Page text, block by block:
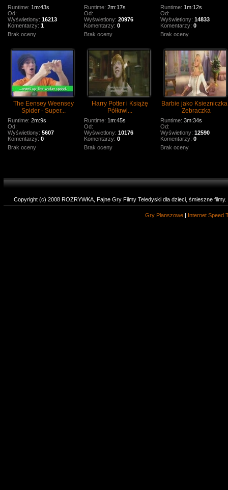
Runtime: 1m:43s
Od:
Wyświetlony: 16213
Komentarzy: 1
Brak oceny
Runtime: 2m:17s
Od:
Wyświetlony: 20976
Komentarzy: 0
Brak oceny
Runtime: 1m:12s
Od:
Wyświetlony: 14833
Komentarzy: 0
Brak oceny
The Eensey Weensey
Spider - Super...
Runtime: 2m:9s
Od:
Wyświetlony: 5607
Komentarzy: 0
Brak oceny
Harry Potter i Książę
Półkrwi...
Runtime: 1m:45s
Od:
Wyświetlony: 10176
Komentarzy: 0
Brak oceny
Barbie jako
Zebraczka
Runtime: 3m:34s
Od:
Wyświetlony: 12590
Komentarzy: 0
Brak oceny
Copyright (c) 2008 ROZRYWKA, Fajne Gry Filmy Teledyski dla dzieci, śmieszne
Gry Planszowe | Internet Speed